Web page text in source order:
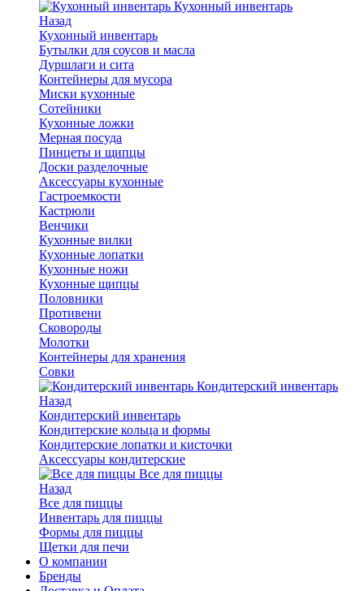
Кухонный инвентарь
Назад
Кухонный инвентарь
Бутылки для соусов и масла
Дуршлаги и сита
Контейнеры для мусора
Миски кухонные
Сотейники
Кухонные ложки
Мерная посуда
Пинцеты и щипцы
Доски разделочные
Аксессуары кухонные
Гастроемкости
Кастрюли
Венчики
Кухонные вилки
Кухонные лопатки
Кухонные ножи
Кухонные щипцы
Половники
Противени
Сковороды
Молотки
Контейнеры для хранения
Совки
Кондитерский инвентарь
Назад
Кондитерский инвентарь
Кондитерские кольца и формы
Кондитерские лопатки и кисточки
Аксессуары кондитерские
Все для пиццы
Назад
Все для пиццы
Инвентарь для пиццы
Формы для пиццы
Щетки для печи
О компании
Бренды